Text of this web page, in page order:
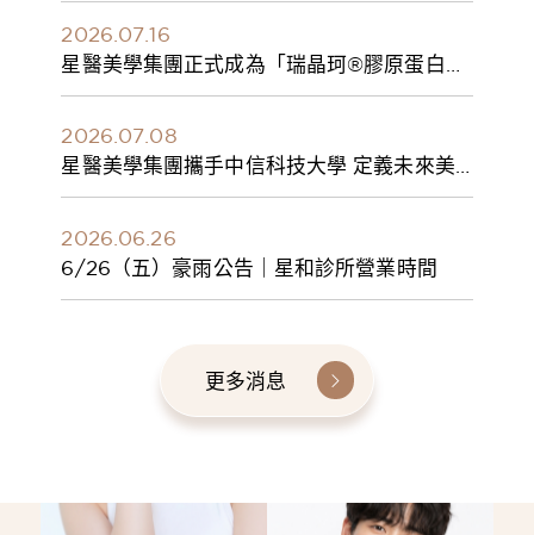
2026.07.16
星醫美學集團正式成為「瑞晶珂®膠原蛋白植
入劑」台灣獨家總代理
2026.07.08
星醫美學集團攜手中信科技大學 定義未來美
學人才新標準 建構健康美學產學共育模式 串
2026.06.26
6/26（五）豪雨公告｜星和診所營業時間
更多消息